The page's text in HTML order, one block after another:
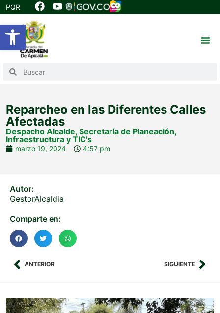
Abrir barra de herramientas
PQR
Reparcheo en las Diferentes Calles
Afectadas
Despacho Alcalde, Secretaría de Planeación,
Infraestructura y TIC's
marzo 19, 2024 4:57 pm
Autor:
GestorAlcaldia
Comparte en:
ANTERIOR SIGUIENTE